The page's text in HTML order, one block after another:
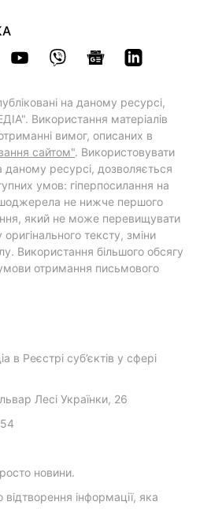
на даному ресурсі,
Використання матеріалів
вимог, описаних в
сайтом". Використовувати
ресурсі, дозволяється
умов: гіперпосилання на
не нижче першого
який не може перевищувати
тексту, зміни
Використання більшого обсягу
отримання письмового
в Реєстрі суб’єктів у сфері
Лесі Українки, 26
новини.
інформації, яка